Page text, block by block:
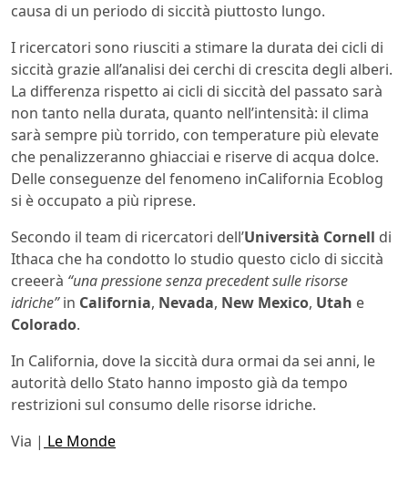
causa di un periodo di siccità piuttosto lungo.
I ricercatori sono riusciti a stimare la durata dei cicli di
siccità grazie all’analisi dei cerchi di crescita degli alberi.
La differenza rispetto ai cicli di siccità del passato sarà
non tanto nella durata, quanto nell’intensità: il clima
sarà sempre più torrido, con temperature più elevate
che penalizzeranno ghiacciai e riserve di acqua dolce.
Delle conseguenze del fenomeno inCalifornia Ecoblog
si è occupato a più riprese.
Secondo il team di ricercatori dell’Università Cornell di
Ithaca che ha condotto lo studio questo ciclo di siccità
creeerà “una pressione senza precedent sulle risorse
idriche”in California, Nevada, New Mexico, Utah e
Colorado.
In California, dove la siccità dura ormai da sei anni, le
autorità dello Stato hanno imposto già da tempo
restrizioni sul consumo delle risorse idriche.
Via | Le Monde